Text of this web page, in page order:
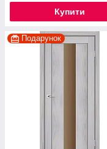
Купити
Подарунок